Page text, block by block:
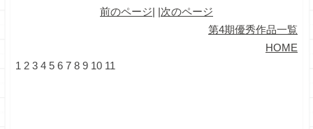
前のページ| |次のページ
第4期優秀作品一覧
HOME
1 2 3 4 5 6 7 8 9 10 11